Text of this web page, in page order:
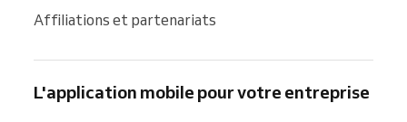
Affiliations et partenariats
L'application mobile pour votre entreprise